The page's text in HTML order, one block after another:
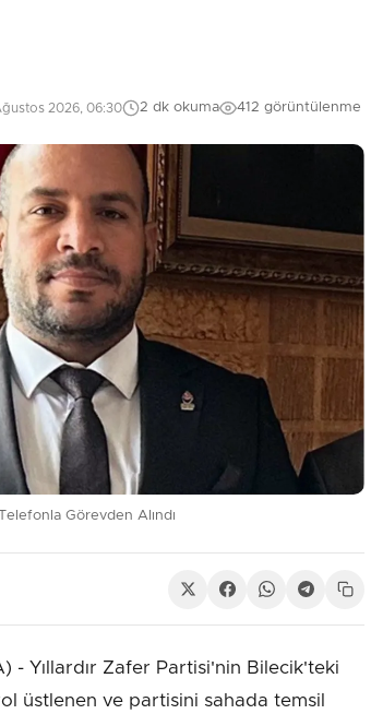
2026, 06:30 2 dk okuma 412 görüntülenme
Görevden Alındı
- Yıllardır Zafer Partisi'nin Bilecik'teki
üstlenen ve partisini sahada temsil